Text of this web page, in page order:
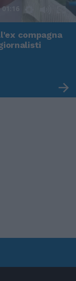
01:16
compagna